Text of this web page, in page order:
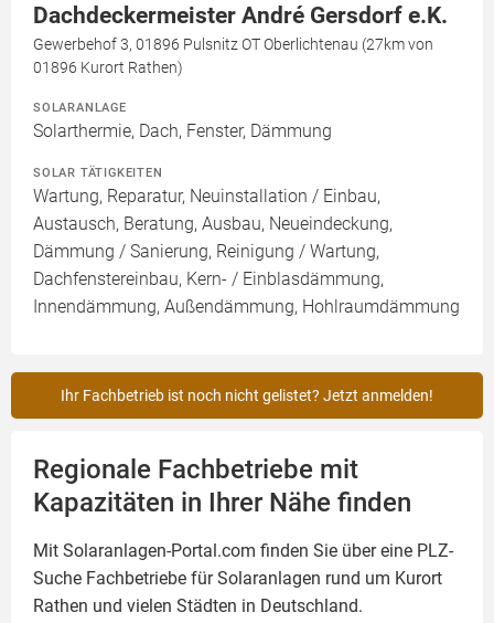
Dachdeckermeister André Gersdorf e.K.
Gewerbehof 3, 01896 Pulsnitz OT Oberlichtenau (27km von
01896 Kurort Rathen)
SOLARANLAGE
Solarthermie, Dach, Fenster, Dämmung
SOLAR TÄTIGKEITEN
Wartung, Reparatur, Neuinstallation / Einbau,
Austausch, Beratung, Ausbau, Neueindeckung,
Dämmung / Sanierung, Reinigung / Wartung,
Dachfenstereinbau, Kern- / Einblasdämmung,
Innendämmung, Außendämmung, Hohlraumdämmung
Ihr Fachbetrieb ist noch nicht gelistet? Jetzt anmelden!
Regionale Fachbetriebe mit
Kapazitäten in Ihrer Nähe finden
Mit Solaranlagen-Portal.com finden Sie über eine PLZ-
Suche Fachbetriebe fürSolaranlagen rund um Kurort
Rathen und vielen Städten in Deutschland.